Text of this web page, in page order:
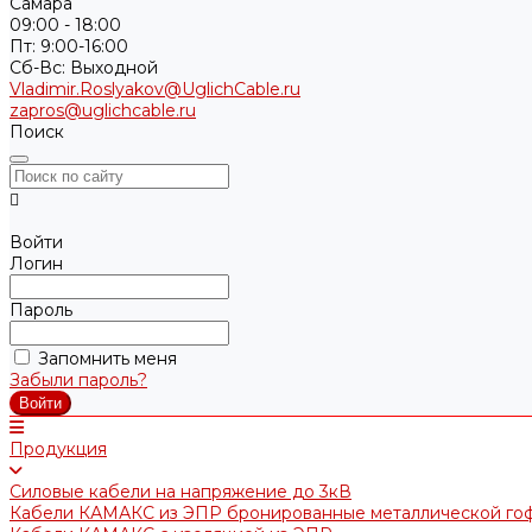
09:00 - 18:00
Пт: 9:00-16:00
Cб-Вс: Выходной
Vladimir.Roslyakov@UglichCable.ru
zapros@uglichcable.ru
Поиск
Войти
Логин
Пароль
Запомнить меня
Забыли пароль?
Продукция
Силовые кабели на напряжение до 3кВ
Кабели КАМАКС из ЭПР бронированные металлической